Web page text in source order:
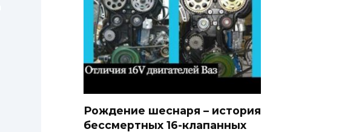
Рождение шеснаря – история
бессмертных 16-клапанных